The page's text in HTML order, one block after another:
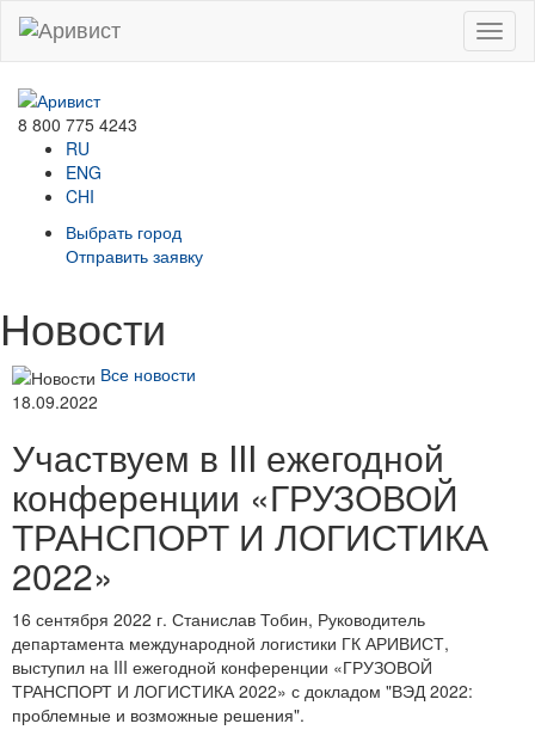
Menu
8 800 775 4243
RU
ENG
CHI
Выбрать город
Отправить заявку
Новости
Все новости
18.09.2022
Участвуем в III ежегодной
конференции «ГРУЗОВОЙ
ТРАНСПОРТ И ЛОГИСТИКА
2022»
16 сентября 2022 г. Станислав Тобин, Руководитель
департамента международной логистики ГК АРИВИСТ,
выступил на III ежегодной конференции «ГРУЗОВОЙ
ТРАНСПОРТ И ЛОГИСТИКА 2022» с докладом "ВЭД 2022:
проблемные и возможные решения".